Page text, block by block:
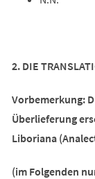
2. DIE
Vorbemerkung:
Überlieferung
Liboriana
(im Folgenden